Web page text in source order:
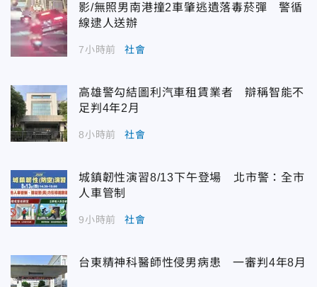
影/無照男南港撞2車肇逃遺落毒菸彈 警循
線逮人送辦
7小時前 社會
高雄警勾結圖利汽車租賃業者 辯稱智能不
足判4年2月
8小時前 社會
城鎮韌性演習8/13下午登場 北市警：全市
人車管制
9小時前 社會
台東精神科醫師性侵男病患 一審判4年8月